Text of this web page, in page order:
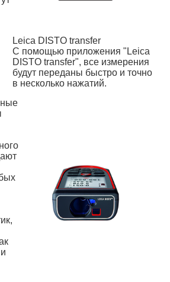
Leica DISTO transfer
С помощью приложения "Leica
DISTO transfer", все измерения
будут переданы быстро и точно
в несколько нажатий.